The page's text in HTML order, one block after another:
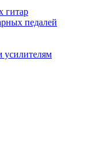
гитар
педалей
усилителям